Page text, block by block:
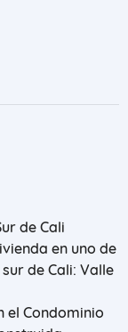
de Cali
en uno de
de Cali: Valle
el Condominio